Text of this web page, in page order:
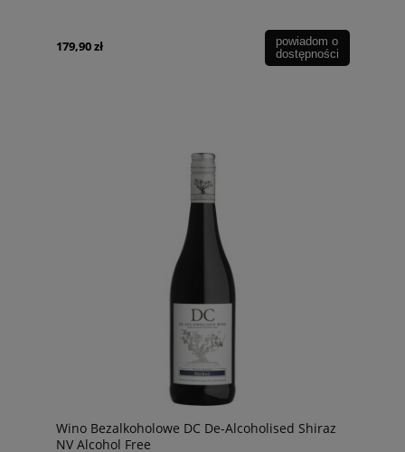
179,90 zł
powiadom o
dostępności
Wino Bezalkoholowe DC De-Alcoholised Shiraz
NV Alcohol Free